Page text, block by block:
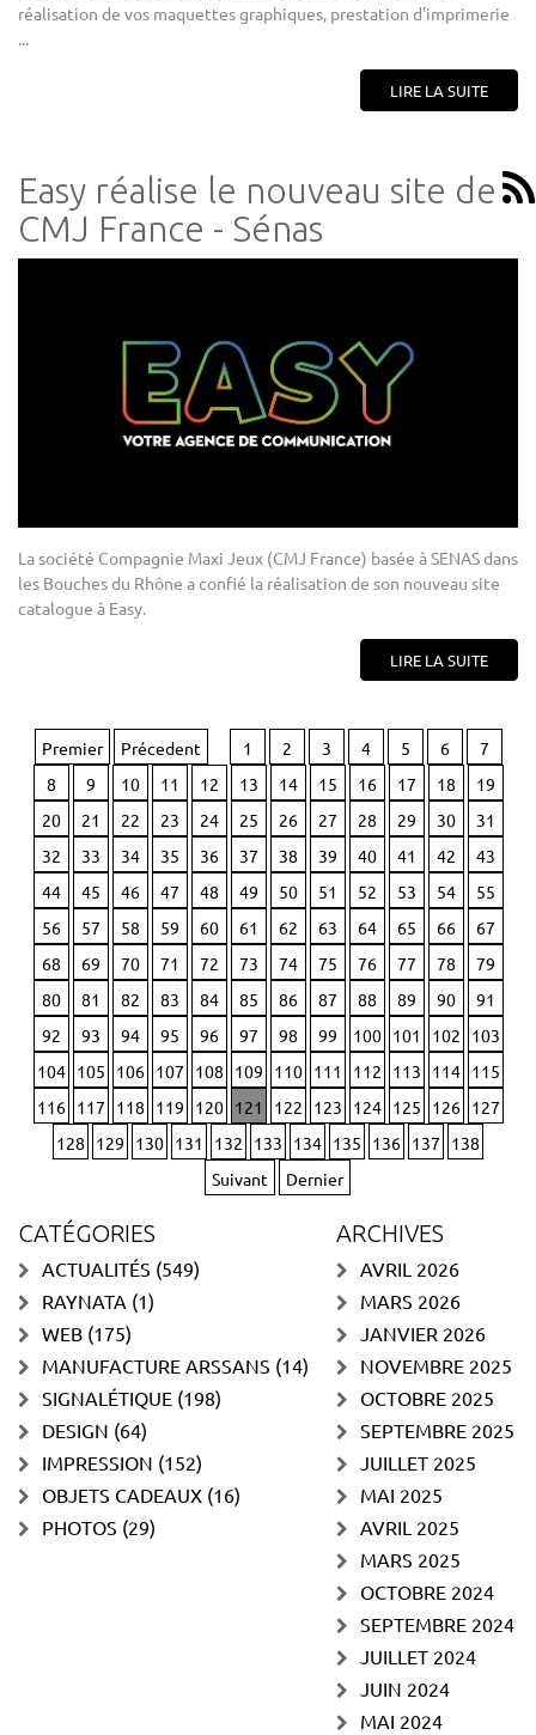
réalisation de vos maquettes graphiques, prestation d'imprimerie
...
LIRE LA SUITE
Easy réalise le nouveau site de
CMJ France - Sénas
La société Compagnie Maxi Jeux (CMJ France) basée à SENAS dans
les Bouches du Rhône a confié la réalisation de son nouveau site
catalogue à Easy.
LIRE LA SUITE
Premier Précedent 1 2 3 4 5 6
7
8
9 10 11 12 13 14 15 16 17 18
19
20
21 22 23 24 25 26 27 28 29 30
31
32
33 34 35 36 37 38 39 40 41 42
43
44
45 46 47 48 49 50 51 52 53 54
55
56
57 58 59 60 61 62 63 64 65 66
67
68
69 70 71 72 73 74 75 76 77 78
79
80
81 82 83 84 85 86 87 88 89 90
91
92
93 94 95 96 97 98 99 100 101 102
103
104 105 106 107 108 109 110 111 112 113 114 115
116 117 118 119 120 121 122 123 124 125 126 127
128
129 130 131 132 133 134 135 136 137
138
Suivant
Dernier
CATÉGORIES
ACTUALITÉS (549)
RAYNATA (1)
WEB (175)
MANUFACTURE ARSSANS (14)
SIGNALÉTIQUE (198)
DESIGN (64)
IMPRESSION (152)
OBJETS CADEAUX (16)
PHOTOS (29)
ARCHIVES
AVRIL 2026
MARS 2026
JANVIER 2026
NOVEMBRE 2025
OCTOBRE 2025
SEPTEMBRE 2025
JUILLET 2025
MAI 2025
AVRIL 2025
MARS 2025
OCTOBRE 2024
SEPTEMBRE 2024
JUILLET 2024
JUIN 2024
MAI 2024